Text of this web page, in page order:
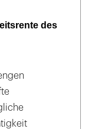
des